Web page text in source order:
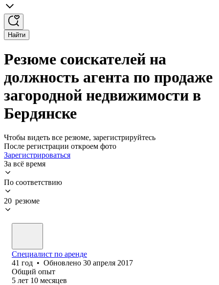
Найти
Резюме соискателей на
должность агента по продаже
загородной недвижимости в
Бердянске
Чтобы видеть все резюме, зарегистрируйтесь
После регистрации откроем фото
Зарегистрироваться
За всё время
По соответствию
20 резюме
Специалист по аренде
41 год • Обновлено 30 апреля 2017
Общий опыт
5 лет 10 месяцев